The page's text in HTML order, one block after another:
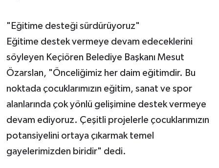
"Eğitime desteği sürdürüyoruz"
Eğitime destek vermeye devam edeceklerini
söyleyen Keçiören Belediye Başkanı Mesut
Özarslan, "Önceliğimiz her daim eğitimdir. Bu
noktada çocuklarımızın eğitim, sanat ve spor
alanlarında çok yönlü gelişimine destek vermeye
devam ediyoruz. Çeşitli projelerle çocuklarımızın
potansiyelini ortaya çıkarmak temel
gayelerimizden biridir" dedi.